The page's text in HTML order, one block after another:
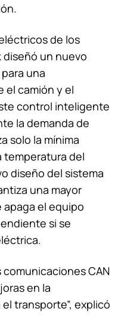
de los
diseñó un nuevo
una
el camión y el
control inteligente
la demanda de
solo la mínima
temperatura del
diseño del sistema
una mayor
el equipo
si se
comunicaciones CAN
en la
transporte”, explicó